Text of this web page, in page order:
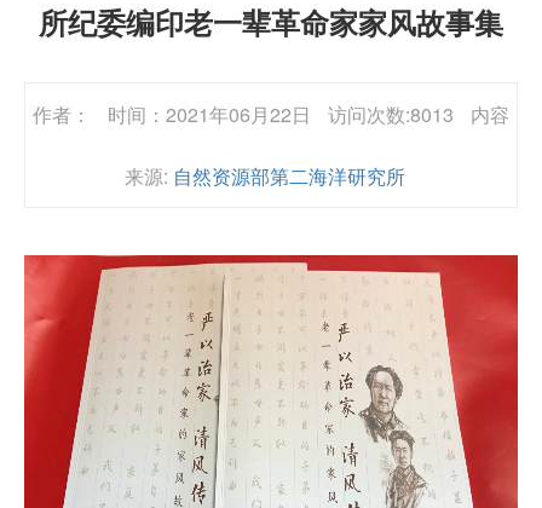
所纪委编印老一辈革命家家风故事集
作者： 时间：2021年06月22日 访问次数:8013 内容
来源: 自然资源部第二海洋研究所